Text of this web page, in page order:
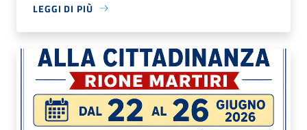
LEGGI DI PIÙ